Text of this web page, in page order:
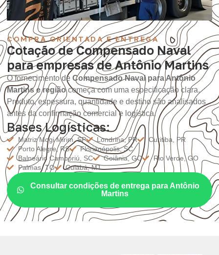
COMPRA ORIENTADA E ENTREGA
Cotação de Compensado Naval
para empresas de Antônio Martins
O fornecimento de Compensado Naval para Antônio
Martins e regiãocomeça com uma especificação clara.
Produto, espessura, quantidade e destino são analisados
antes da confirmação comercial e logística.
Bases Logísticas:
Matriz Mogi Mirim, SP Londrina, PR
Curitiba, PR
Porto Alegre, RS
Florianópolis, SC
Balneário Camboriú, SC
Goiânia, GO
Rio Verde, GO
Palmas, TO
Cuiabá, MT
Consultar condições de entrega para Antônio
Martins